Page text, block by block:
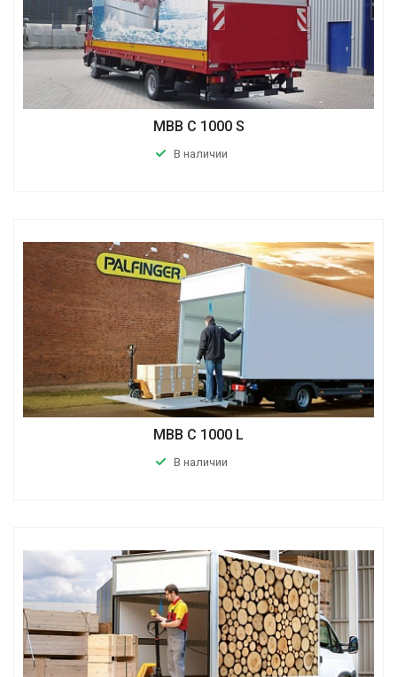
MBB C 1000 S
В наличии
MBB C 1000 L
В наличии